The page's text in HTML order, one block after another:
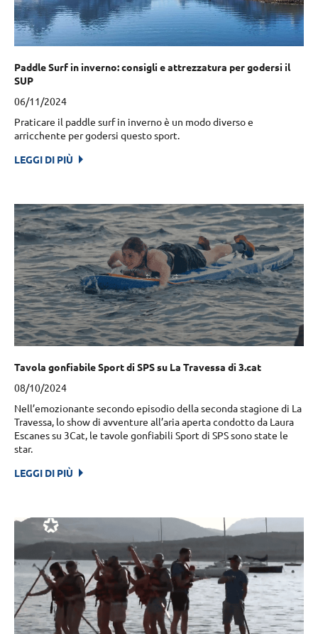
Paddle Surf in inverno: consigli e attrezzatura per godersi il
SUP
06/11/2024
Praticare il paddle surf in inverno è un modo diverso e
arricchente per godersi questo sport.
LEGGI DI PIÙ
Tavola gonfiabile Sport di SPS su La Travessa di 3.cat
08/10/2024
Nell’emozionante secondo episodio della seconda stagione di La
Travessa, lo show di avventure all’aria aperta condotto da Laura
Escanes su 3Cat, le tavole gonfiabili Sport di SPS sono state le
star.
LEGGI DI PIÙ